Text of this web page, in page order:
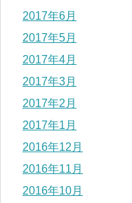
2017年6月
2017年5月
2017年4月
2017年3月
2017年2月
2017年1月
2016年12月
2016年11月
2016年10月